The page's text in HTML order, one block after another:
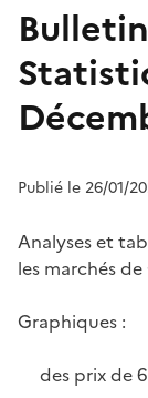
Publié le 26/01/
Analyses et
les marchés
Graphiques :
des prix de